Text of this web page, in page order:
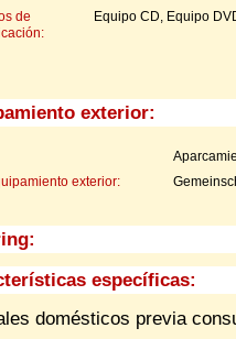
de
Equipo CD, Equipo
exterior:
exterior:
específicas:
domésticos previa